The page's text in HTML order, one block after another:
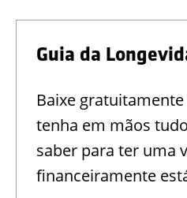
Guia da
Baixe
tenha em mãos
saber para ter uma
financeiramente